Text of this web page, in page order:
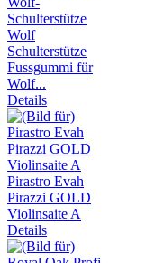
Wolf
Schulterstütze
Fussgummi für
Wolf...
Details
Pirastro Evah
Pirazzi GOLD
Violinsaite A
Details